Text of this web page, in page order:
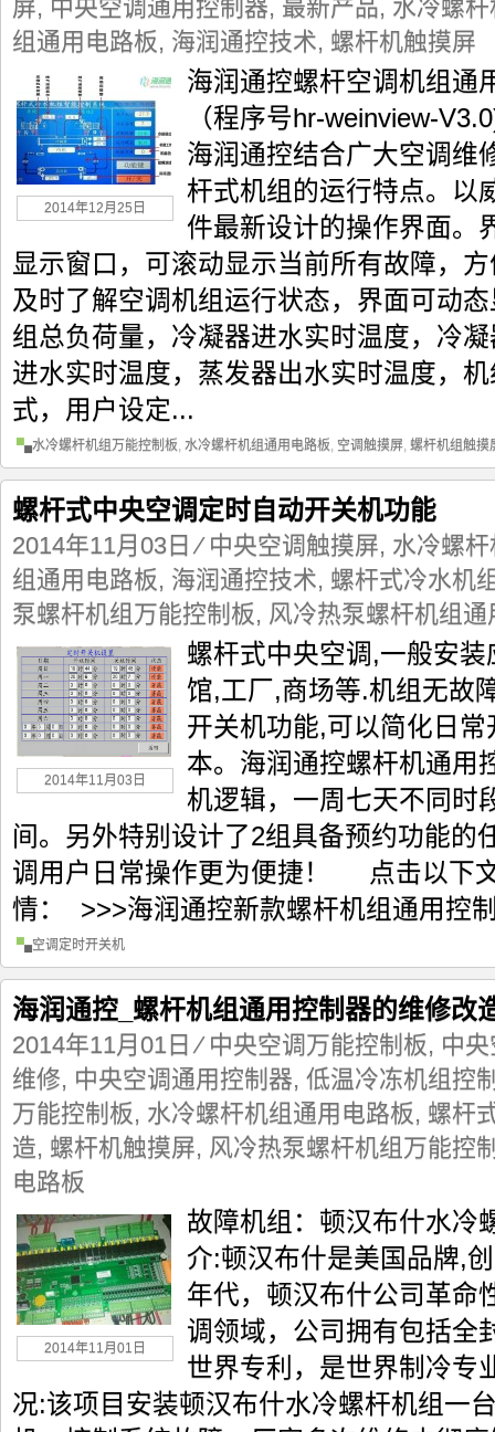
屏, 中央空调通用控制器, 最新产品, 水冷螺
组通用电路板, 海润通控技术, 螺杆机触摸屏
2014年12月25日
海润通控螺杆空调机组通
（程序号hr-weinview-
海润通控结合广大空调维
杆式机组的运行特点。以
件最新设计的操作界面。
显示窗口，可滚动显示当前所有故障，
及时了解空调机组运行状态，界面可动
组总负荷量，冷凝器进水实时温度，冷
进水实时温度，蒸发器出水实时温度，
式，用户设定...
水冷螺杆机组万能控制板, 水冷螺杆机组通用电路板, 空调触摸屏, 螺杆机组触摸
螺杆式中央空调定时自动开关机功能
2014年11月03日 ⁄ 中央空调触摸屏, 水冷螺
组通用电路板, 海润通控技术, 螺杆式冷水机
泵螺杆机组万能控制板, 风冷热泵螺杆机组通
2014年11月03日
螺杆式中央空调,一般安
馆,工厂,商场等.机组无故
开关机功能,可以简化日
本。海润通控螺杆机通用
机逻辑，一周七天不同时
间。另外特别设计了2组具备预约功能的
调用户日常操作更为便捷！ 点击以下
情： >>>海润通控新款螺杆机组通用
空调定时开关机
海润通控_螺杆机组通用控制器的维修改
2014年11月01日 ⁄ 中央空调万能控制板, 中
维修, 中央空调通用控制器, 低温冷冻机组控
万能控制板, 水冷螺杆机组通用电路板, 螺杆
造, 螺杆机触摸屏, 风冷热泵螺杆机组万能控
电路板
2014年11月01日
故障机组：顿汉布什水冷
介:顿汉布什是美国品牌,
年代，顿汉布什公司革命
调领域，公司拥有包括全
世界专利，是世界制冷专
况:该项目安装顿汉布什水冷螺杆机组一